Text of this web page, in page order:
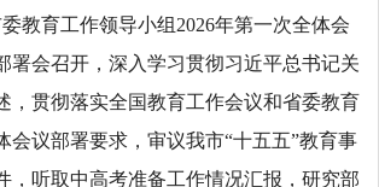
教育工作领导小组2026年第一次全体会
署会召开，深入学习贯彻习近平总书记关
，贯彻落实全国教育工作会议和省委教育
会议部署要求，审议我市“十五五”教育事
，听取中高考准备工作情况汇报，研究部